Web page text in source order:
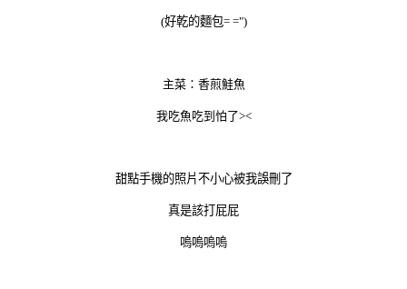
(好乾的麵包= =")
主菜：香煎鮭魚
我吃魚吃到怕了><
甜點手機的照片不小心被我誤刪了
真是該打屁屁
嗚嗚嗚嗚